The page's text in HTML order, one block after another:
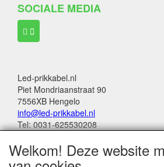
SOCIALE MEDIA
Led-prikkabel.nl
Piet Mondriaanstraat 90
7556XB Hengelo
info@led-prikkabel.nl
Tel: 0031-625530208
BTW no: NL001201144B39
Welkom! Deze website